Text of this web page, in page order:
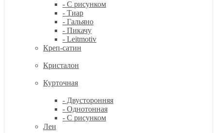
- С рисунком
- Тиар
- Гальяно
- Пикачу
- Leitmotiv
Креп-сатин
Кристалон
Курточная
- Двусторонняя
- Однотонная
- С рисунком
Лен